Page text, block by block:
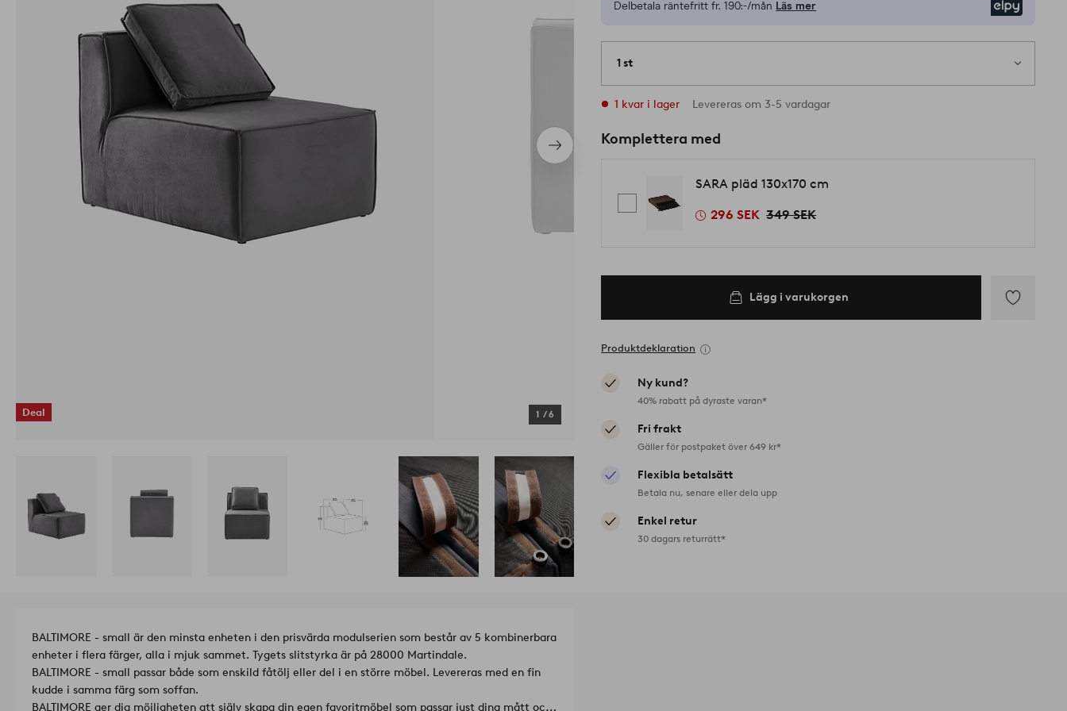
Nästa
produkt
Deal 1 /6
Delbetala räntefritt fr.190:-/mån Läs mer
1 st
1 kvar i lager Levereras om 3-5 vardagar
Komplettera med
SARA pläd 130x170 cm
296 SEK 349 SEK
Lägg i varukorgen
Produktdeklaration
Ny kund?
40% rabatt på dyraste varan*
Fri frakt
Gäller för postpaket över 649 kr*
Flexibla betalsätt
Betala nu, senare eller dela upp
Enkel retur
30 dagars returrätt*
BALTIMORE - small är den minsta enheten i den prisvärda modulserien som består av 5 kombinerbara
enheter i flera färger, alla i mjuk sammet. Tygets slitstyrka är på 28000 Martindale.
BALTIMORE - small passar både som enskild fåtölj eller del i en större möbel. Levereras med en fin
kudde i samma färg som soffan.
BALTIMORE ger dig möjligheten att själv skapa din egen favoritmöbel som passar just dina mått och